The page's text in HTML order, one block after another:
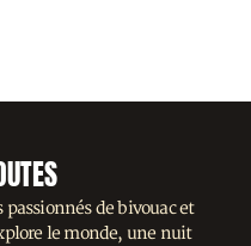
de bivouac et
le monde, une nuit